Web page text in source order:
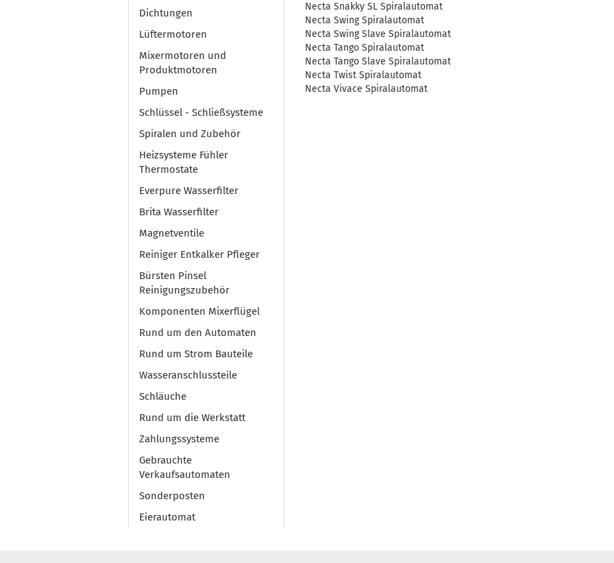
Necta Snakky SL Spiralautomat
Necta Swing Spiralautomat
Necta Swing Slave Spiralautomat
Necta Tango Spiralautomat
Necta Tango Slave Spiralautomat
Necta Twist Spiralautomat
Necta Vivace Spiralautomat
Dichtungen
Lüftermotoren
Mixermotoren und
Produktmotoren
Pumpen
Schlüssel - Schließsysteme
Spiralen und Zubehör
Heizsysteme Fühler
Thermostate
Everpure Wasserfilter
Brita Wasserfilter
Magnetventile
Reiniger Entkalker Pfleger
Bürsten Pinsel
Reinigungszubehör
Komponenten Mixerflügel
Rund um den Automaten
Rund um Strom Bauteile
Wasseranschlussteile
Schläuche
Rund um die Werkstatt
Zahlungssysteme
Gebrauchte
Verkaufsautomaten
Sonderposten
Eierautomat